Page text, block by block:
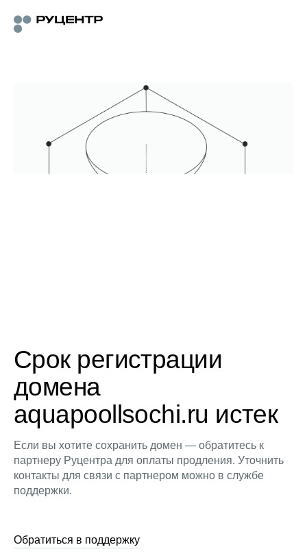
Срок регистрации
домена
aquapoollsochi.ru истек
Если вы хотите сохранить домен — обратитесь к
партнеру Руцентра для оплаты продления. Уточнить
контакты для связи с партнером можно в службе
поддержки.
Обратиться в поддержку